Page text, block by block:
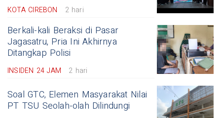
KOTA CIREBON 2 hari
Berkali-kali Beraksi di Pasar
Jagasatru, Pria Ini Akhirnya
Ditangkap Polisi
INSIDEN 24 JAM 2 hari
Soal GTC, Elemen Masyarakat Nilai
PT TSU Seolah-olah Dilindungi